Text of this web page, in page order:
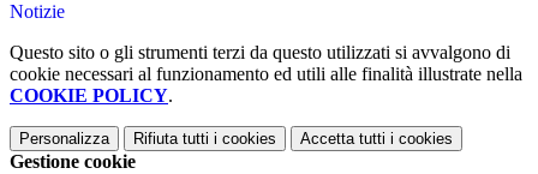
Notizie
Questo sito o gli strumenti terzi da questo utilizzati si avvalgono di
cookie necessari al funzionamento ed utili alle finalità illustrate nella
COOKIE POLICY.
Personalizza Rifiuta tutti i cookies Accetta tutti i cookies
Gestione cookie